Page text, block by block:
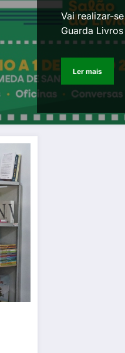
Livros
Vai realizar-
Guarda
Ler mais